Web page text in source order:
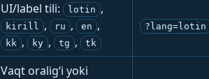
UI/label tili: lotin ,
kirill , ru , en ,
kk , ky , tg , tk
?lang=lotin
Vaqt oralig‘i yoki